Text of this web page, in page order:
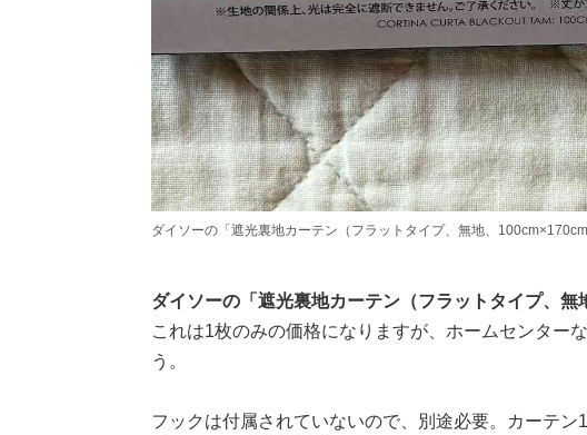
ダイソーの「遮光裏地カーテン（フラットタイプ、無地、
ダイソーの「遮光裏地カーテン（フラットタイプ、無
これは1枚のみの価格になりますが、ホームセンター
う。
フックは付属されていないので、別途必要。カーテン